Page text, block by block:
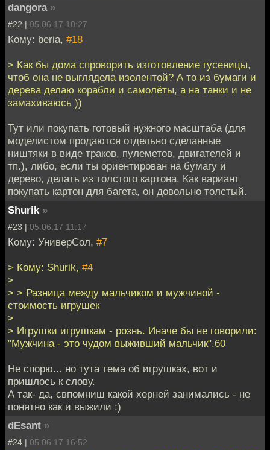
dangora »
#22 | 05.06.17 10:27
Кому: beria, #18
> Как бы дома спроворить изготовление гусеницы,
чтоб она не выглядела изолентой? А то из бумаги и
дерева делаю корабли и самолёты, а на танки и не
замахиваюсь ))
Тут или покупать готовый нужного масштаба (для
моделистом продаются отдельно сделанные
ништяки в виде траков, пулеметов, двигателей и
тп.), либо, если ты ориентирован на бумагу и
дерево, делать из толстого картона. Как вариант
покупать картон для багета, он довольно толстый.
Shurik »
#23 | 05.06.17 11:17
Кому: УниверСол, #7
> Кому: Shurik, #4
>
> > Разница между мальчиком и мужчиной -
стоимость игрушек
>
> Игрушки игрушкам - рознь. Иначе бы не говорили:
"Мужчина - это чудом выживший мальчик".60
Не спорю... но тута тема об игрушках, вот и
пришлось к слову.
А так- да, свпомниш какой херней занимались - не
понятно как и выжили :)
dEsant »
#24 | 05.06.17 16:52